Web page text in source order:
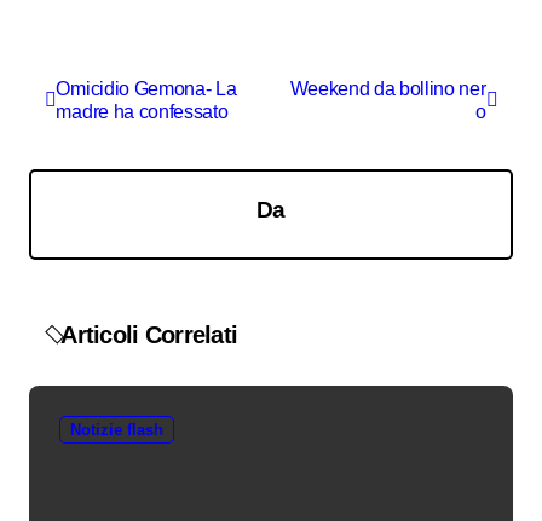
o
Omicidio Gemona- La
madre ha confessato
Weekend da bollino ner
o
Da
Articoli Correlati
Notizie flash